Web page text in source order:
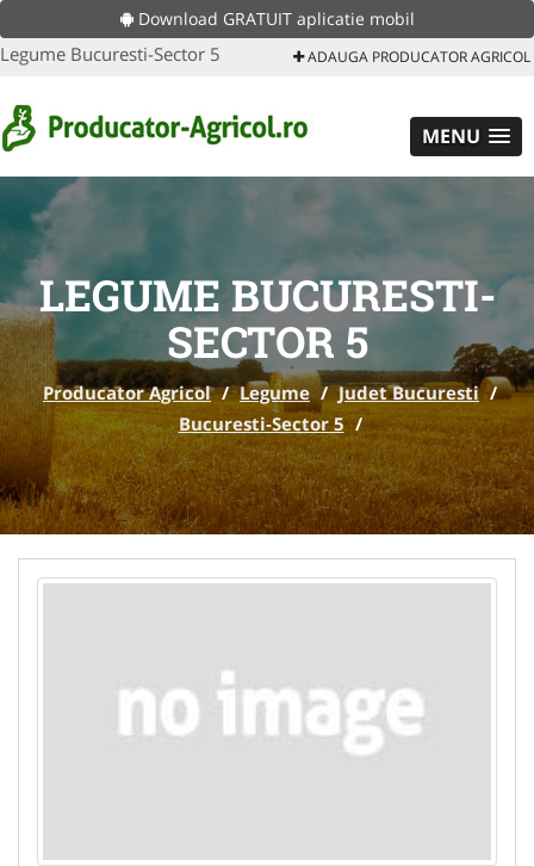
Download GRATUIT aplicatie mobil
Legume Bucuresti-Sector 5 ADAUGA PRODUCATOR AGRICOL
MENU
LEGUME BUCURESTI-
SECTOR 5
Producator Agricol / Legume / Judet Bucuresti /
Bucuresti-Sector 5 /